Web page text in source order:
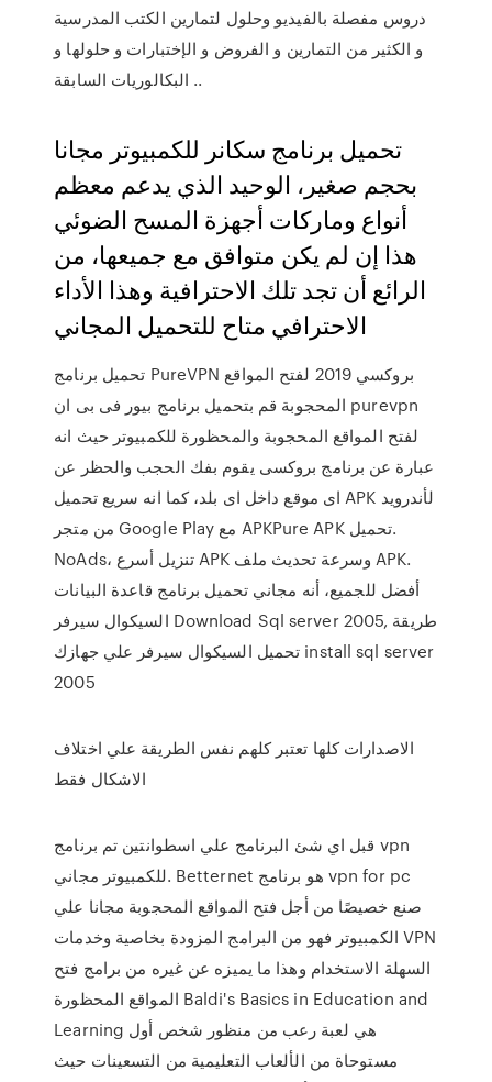
دروس مفصلة بالفيديو وحلول لتمارين الكتب المدرسية
و الكثير من التمارين و الفروض و الإختبارات و حلولها و
البكالوريات السابقة ..
تحميل برنامج سكانر للكمبيوتر مجانا
بحجم صغير، الوحيد الذي يدعم معظم
أنواع وماركات أجهزة المسح الضوئي
هذا إن لم يكن متوافق مع جميعها، من
الرائع أن تجد تلك الاحترافية وهذا الأداء
الاحترافي متاح للتحميل المجاني
تحميل برنامج PureVPN بروكسي 2019 لفتح المواقع
المحجوبة قم بتحميل برنامج بيور فى بى ان purevpn
لفتح المواقع المحجوبة والمحظورة للكمبيوتر حيث انه
عبارة عن برنامج بروكسى يقوم بفك الحجب والحظر عن
اى موقع داخل اى بلد، كما انه سريع تحميل APK لأندرويد
من متجر Google Play مع APKPure APK تحميل.
NoAds، تنزيل أسرع APK وسرعة تحديث ملف APK.
أفضل للجميع، أنه مجاني تحميل برنامج قاعدة البيانات
السيكوال سيرفر Download Sql server 2005, طريقة
تحميل السيكوال سيرفر علي جهازك install sql server
2005
الاصدارات كلها تعتبر كلهم نفس الطريقة علي اختلاف
الاشكال فقط
قبل اي شئ البرنامج علي اسطوانتين تم برنامج vpn
للكمبيوتر مجاني. Betternet هو برنامج vpn for pc
صنع خصيصًا من أجل فتح المواقع المحجوبة مجانا علي
الكمبيوتر فهو من البرامج المزودة بخاصية وخدمات VPN
السهلة الاستخدام وهذا ما يميزه عن غيره من برامج فتح
المواقع المحظورة Baldi's Basics in Education and
Learning هي لعبة رعب من منظور شخص أول
مستوحاة من الألعاب التعليمية من التسعينات حيث